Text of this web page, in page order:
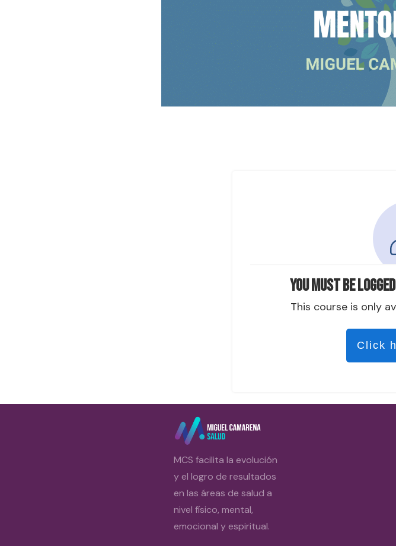
You must be
This course is only
Click
MCS facilita la evolución
y el logro de resultados
en las áreas de salud a
nivel físico, mental,
emocional y espiritual.